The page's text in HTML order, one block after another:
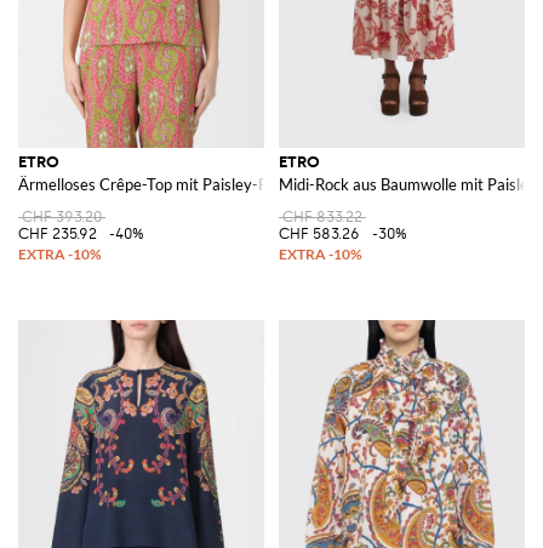
ETRO
Ärmelloses Crêpe-Top mit Paisley-Print
CHF 393.20
CHF 235.92
-40%
ETRO
Midi-Rock aus Baumwolle mit
CHF 833.22
CHF 583.26
-30%